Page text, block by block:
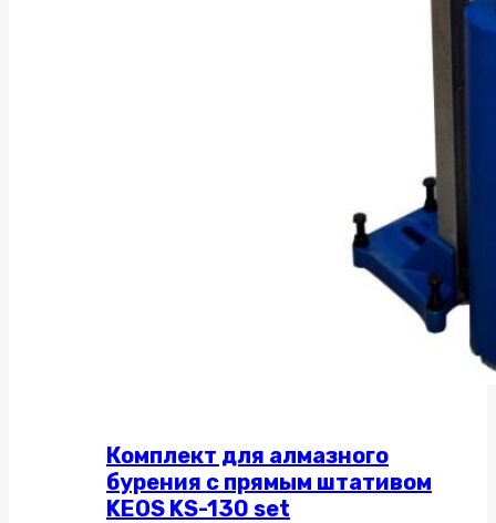
Комплект для алмазного
бурения с прямым штативом
KEOS KS-130 set